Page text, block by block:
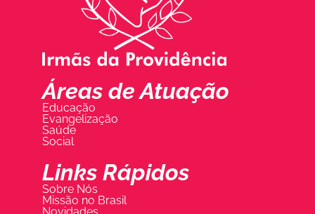
Áreas de Atuação
Educação
Evangelização
Saúde
Social
Links Rápidos
Sobre Nós
Missão no Brasil